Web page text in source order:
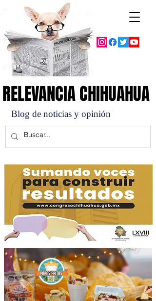
Blog de noticias y opinión
RELEVANCIA CHIHUAHUA
RELEVANCIA CHIHUAHUA